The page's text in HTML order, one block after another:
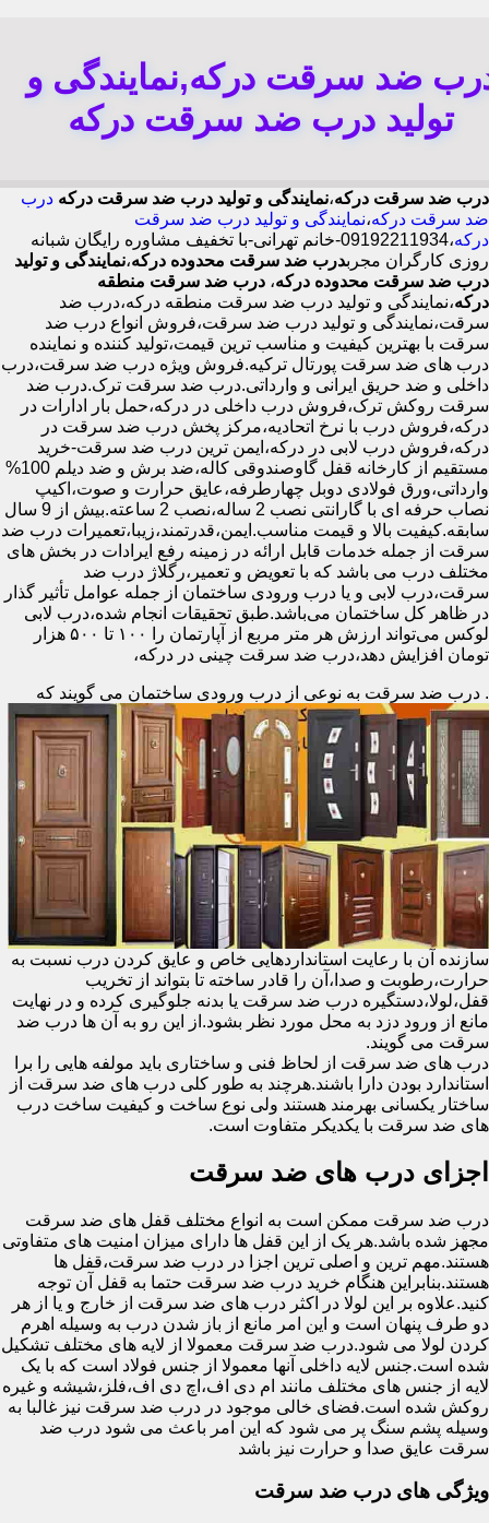
ضد سرقت درکه,نمایندگی و
تولید درب ضد سرقت درکه
درب ضد سرقت درکه،نمایندگی و تولید درب ضد سرقت درکه درب
ضد سرقت درکه،نمایندگی و تولید درب ضد سرقت
درکه
،09192211934-خانم تهرانی-با تخفیف مشاوره رایگان شبانه
روزی کارگران مجربدرب ضد سرقت محدوده درکه،نمایندگی و تولید
درب ضد سرقت محدوده درکه، درب ضد سرقت منطقه
درکه،نمایندگی و تولید درب ضد سرقت منطقه درکه،درب ضد
سرقت،نمایندگی و تولید درب ضد سرقت،فروش انواع درب ضد
سرقت با بهترین کیفیت و مناسب ترین قیمت،تولید کننده و نماینده
درب های ضد سرقت پورتال ترکیه.فروش ویژه درب ضد سرقت،درب
داخلی و ضد حریق ایرانی و وارداتی.درب ضد سرقت ترک.درب ضد
سرقت روکش ترک،فروش درب داخلی در درکه،حمل بار ادارات در
درکه،فروش درب با نرخ اتحادیه،مرکز پخش درب ضد سرقت در
درکه،فروش درب لابی در درکه،ایمن ترین درب ضد سرقت-خرید
مستقیم از کارخانه قفل گاوصندوقی کاله،ضد برش و ضد دیلم 100%
وارداتی،ورق فولادی دوبل چهارطرفه،عایق حرارت و صوت،اکیپ
نصاب حرفه ای با گارانتی نصب 2 ساله،نصب 2 ساعته.بیش از 9 سال
سابقه.کیفیت بالا و قیمت مناسب.ایمن،قدرتمند،زیبا،تعمیرات درب ضد
سرقت از جمله خدمات قابل ارائه در زمینه رفع ایرادات در بخش های
مختلف درب می باشد که با تعویض و تعمیر،رگلاژ درب ضد
سرقت،درب لابی و یا درب ورودی ساختمان از جمله عوامل تأثیر گذار
در ظاهر کل ساختمان می‌باشد.طبق تحقیقات انجام شده،درب لابی
لوکس می‌تواند ارزش هر متر مربع از آپارتمان را ۱۰۰ تا ۵۰۰ هزار
تومان افزایش دهد،درب ضد سرقت چینی در درکه،
. درب ضد سرقت به نوعی از درب ورودی ساختمان می گویند که
سازنده آن با رعایت استانداردهایی خاص و عایق کردن درب نسبت به
حرارت،رطوبت و صدا،آن را قادر ساخته تا بتواند از تخریب
قفل،لولا،دستگیره درب ضد سرقت یا بدنه جلوگیری کرده و در نهایت
مانع از ورود دزد به محل مورد نظر بشود.از این رو به آن ها درب ضد
سرقت می گویند.
درب های ضد سرقت از لحاظ فنی و ساختاری باید مولفه هایی را برا
استاندارد بودن دارا باشند.هرچند به طور کلی درب های ضد سرقت از
ساختار یکسانی بهرمند هستند ولی نوع ساخت و کیفیت ساخت درب
های ضد سرقت با یکدیکر متفاوت است.
اجزای درب های ضد سرقت
درب ضد سرقت ممکن است به انواع مختلف قفل های ضد سرقت
مجهز شده باشد.هر یک از این قفل ها دارای میزان امنیت های متفاوتی
هستند.مهم ترین و اصلی ترین اجزا در درب ضد سرقت،قفل ها
هستند.بنابراین هنگام خرید درب ضد سرقت حتما به قفل آن توجه
کنید.علاوه بر این لولا در اکثر درب های ضد سرقت از خارج و یا از هر
دو طرف پنهان است و این امر مانع از باز شدن درب به وسیله اهرم
کردن لولا می شود.درب ضد سرقت معمولا از لایه های مختلف تشکیل
شده است.جنس لایه داخلی آنها معمولا از جنس فولاد است که با یک
لایه از جنس های مختلف مانند ام دی اف،اچ دی اف،فلز،شیشه و غیره
روکش شده است.فضای خالی موجود در درب ضد سرقت نیز غالبا به
وسیله پشم سنگ پر می شود که این امر باعث می شود درب ضد
سرقت عایق صدا و حرارت نیز باشد
ویژگی های درب ضد سرقت